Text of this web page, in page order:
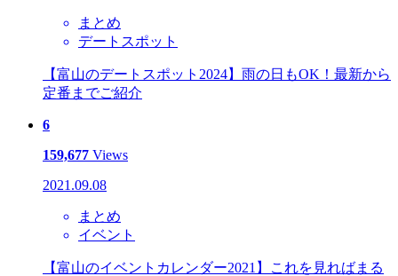
まとめ
デートスポット
【富山のデートスポット2024】雨の日もOK！最新から
定番までご紹介
6
159,677 Views
2021.09.08
まとめ
イベント
【富山のイベントカレンダー2021】これを見ればまる